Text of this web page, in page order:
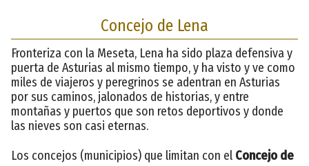
Concejo de Lena
Fronteriza con la Meseta, Lena ha sido plaza defensiva y
puerta de Asturias al mismo tiempo, y ha visto y ve como
miles de viajeros y peregrinos se adentran en Asturias
por sus caminos, jalonados de historias, y entre
montañas y puertos que son retos deportivos y donde
las nieves son casi eternas.
Los concejos (municipios) que limitan con el Concejo de